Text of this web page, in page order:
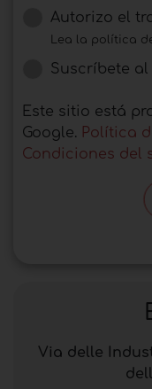
Autorizo ​​el
Lea la política
Suscríbete
Este sitio está
Google. Política
Condiciones del
Via delle